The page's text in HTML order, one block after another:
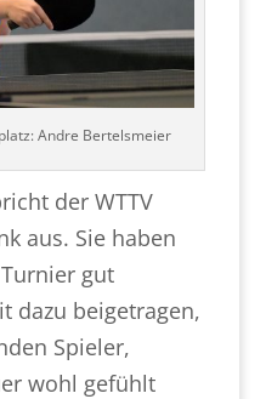
Andre Bertelsmeier
der WTTV
aus. Sie haben
gut
dazu beigetragen,
Spieler,
wohl gefühlt